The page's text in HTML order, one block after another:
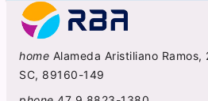
home Alameda Aristiliano
SC, 89160-149